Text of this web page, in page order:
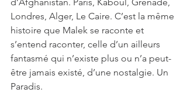
d’Afghanistan. Paris, Kaboul, Grenade,
Londres, Alger, Le Caire. C’est la même
histoire que Malek se raconte et
s’entend raconter, celle d’un ailleurs
fantasmé qui n’existe plus ou n’a peut-
être jamais existé, d’une nostalgie. Un
Paradis.